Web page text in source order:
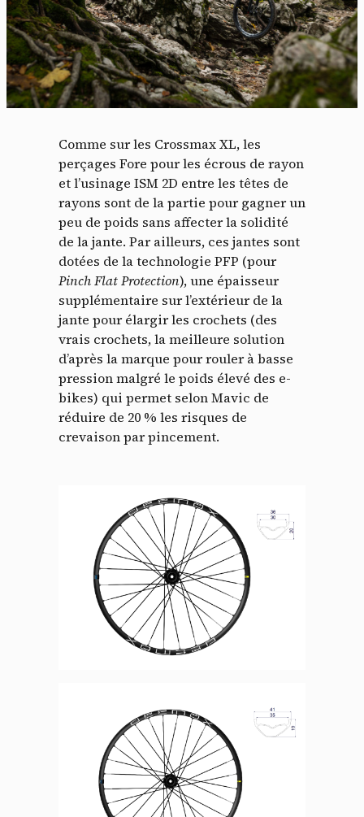
Comme sur les Crossmax XL, les
perçages Fore pour les écrous de rayon
et l’usinage ISM 2D entre les têtes de
rayons sont de la partie pour gagner un
peu de poids sans affecter la solidité
de la jante. Par ailleurs, ces jantes sont
dotées de la technologie PFP (pour
Pinch Flat Protection), une épaisseur
supplémentaire sur l’extérieur de la
jante pour élargir les crochets (des
vrais crochets, la meilleure solution
d’après la marque pour rouler à basse
pression malgré le poids élevé des e-
bikes) qui permet selon Mavic de
réduire de 20 % les risques de
crevaison par pincement.
Panneau de gestion des
cookies
En autorisant ces services tiers, vous acceptez le dépôt et la
lecture de cookies et l'utilisation de technologies de suivi
nécessaires à leur bon fonctionnement.